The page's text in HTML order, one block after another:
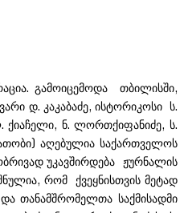
გამოიცემოდა თბილისში,
დ. კაკაბაძე, ისტორიკოსი ს.
ქიაჩელი, ნ. ლორთქიფანიძე, ს.
აღებულია საქართველოს
უკავშირდება ჟურნალის
რომ ქვეყნისთვის მეტად
თანამშრომელთა საქმისადმი